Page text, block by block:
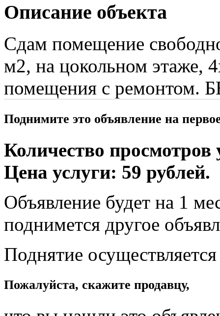
Описание объекта
Сдам помещение
м2, на цокольном этаже,
помещения с
Поднимите это объявление на
Количество просмотров
Цена услуги: 59 рублей.
Объявление будет на 1
поднимется другое
Поднятие
Пожалуйста, скажите продавцу,